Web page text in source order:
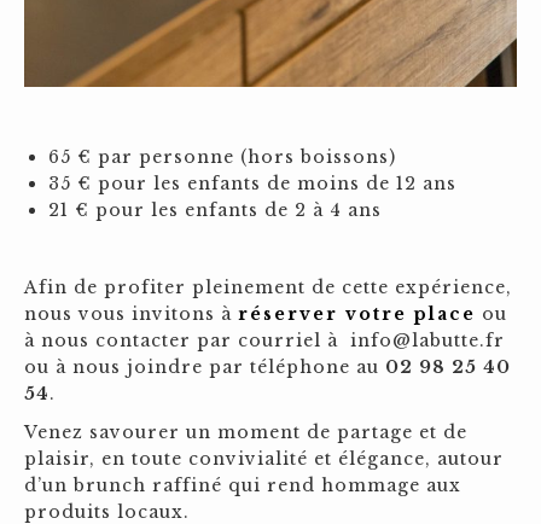
65 € par personne (hors boissons)
35 € pour les enfants de moins de 12 ans
21 € pour les enfants de 2 à 4 ans
Afin de profiter pleinement de cette expérience,
nous vous invitons à réserver votre place ou
à nous contacter par courriel à info@labutte.fr
ou à nous joindre par téléphone au 02 98 25 40
54.
Venez savourer un moment de partage et de
plaisir, en toute convivialité et élégance, autour
d’un brunch raffiné qui rend hommage aux
produits locaux.